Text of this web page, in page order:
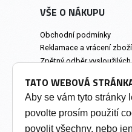
VŠE O NÁKUPU
Obchodní podmínky
Reklamace a vrácení zboží
Zpětný odběr vysloužilých
Prodejna a osobní odběr
INFORMACE
TATO WEBOVÁ
Aby se vám tyto stránky
povolte prosím použití
povolit všechny, nebo